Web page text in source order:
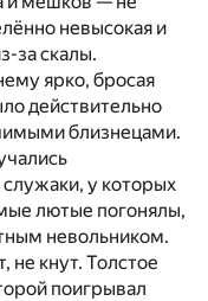
невысокая и
за скалы.
ярко, бросая
действительно
близнецами.
у которых
лютые погонялы,
невольником.
не кнут. Толстое
поигрывал